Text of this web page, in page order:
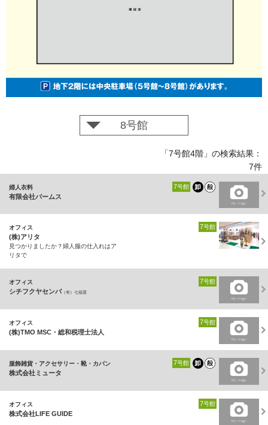
8号館
「7号館4階」の検索結果：
7件
婦人衣料
有限会社パームス
7号館
オフィス
(株)アリタ
見つかりましたか？婦人服の仕入れはア
リタで
7号館
オフィス
シチフクヤセンバ （有）七福屋
7号館
オフィス
(株)TMO MSC・総和税理士法人
7号館
服飾雑貨・アクセサリー・靴・カバン
株式会社ミュータ
7号館
オフィス
株式会社LIFE GUIDE
7号館